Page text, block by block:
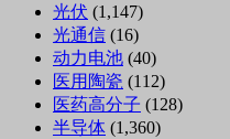
光伏 (1,147)
光通信 (16)
动力电池 (40)
医用陶瓷 (112)
医药高分子 (128)
半导体 (1,360)